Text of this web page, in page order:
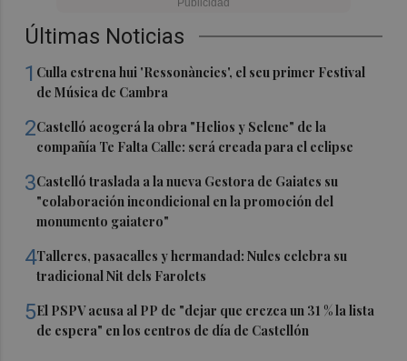
Últimas Noticias
1 Culla estrena hui 'Ressonàncies', el seu primer Festival
de Música de Cambra
2Castelló acogerá la obra "Helios y Selene" de la
compañía Te Falta Calle: será creada para el eclipse
3Castelló traslada a la nueva Gestora de Gaiates su
"colaboración incondicional en la promoción del
monumento gaiatero"
4Talleres, pasacalles y hermandad: Nules celebra su
tradicional Nit dels Farolets
5El PSPV acusa al PP de "dejar que crezca un 31 % la lista
de espera" en los centros de día de Castellón